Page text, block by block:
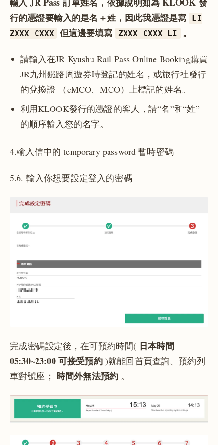
行的憑證要輸入的是名＋姓，因此我憑證是寫
LI
ZXXX CXXX
但這邊要填寫 ZXXX CXXX LI 。
請輸入在JR Kyushu Rail Pass Online Booking購買
JR九州鐵路周遊券時登記的姓名，或旅行社發行
的兌換證 （eMCO、MCO）上標記的姓名。
利用KLOOK發行的憑證的客人，請“名”和“姓”
的順序輸入您的名字。
4.輸入信中的 temporary password 暫時密碼
5.6. 輸入你想要設定登入的密碼
完成密碼設定後，在可預約時間( 日本時間
05:30~23:00 可接受預約)就能回首頁查詢、預約列
車對號座； 時間外無法預約 。